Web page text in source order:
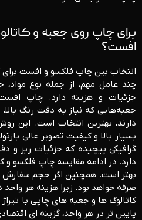
برای چاپ روی جعبه و
افست؟
انتخاب بین چاپ فلکسو و افست برای
چند عامل مهم، از جمله نوع
جزئیات و هزینه دارد. چاپ
جعبه‌هایی که نیاز به دقت رنگ
دارند، بهترین انتخاب است. این
بسیار بالا و کیفیت تصویر عالی
گرافیکی پیچیده که جزئیات ریز و
دارد. در ادامه مقایسه چاپ فلکسو و
بهتر است. همچنین اگر حجم سفارش
‌صرفه خواهد بود. زیرا هزینه هر واحد
کاتالوگ ‌ها و جعبه‌ های چاپی با
پایین‌ تر در هر واحد، گزینه ‌ای